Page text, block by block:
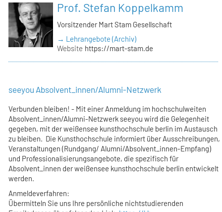
Prof. Stefan Koppelkamm
Vorsitzender Mart Stam Gesellschaft
→ Lehrangebote (Archiv)
Website https://mart-stam.de
seeyou Absolvent_innen/Alumni-Netzwerk
Verbunden bleiben! - Mit einer Anmeldung im hochschulweiten
Absolvent_innen/Alumni-Netzwerk seeyou wird die Gelegenheit
gegeben, mit der weißensee kunsthochschule berlin im Austausch
zu bleiben. Die Kunsthochschule informiert über Ausschreibungen,
Veranstaltungen (Rundgang/ Alumni/Absolvent_innen-Empfang)
und Professionalisierungsangebote, die spezifisch für
Absolvent_innen der weißensee kunsthochschule berlin entwickelt
werden.
Anmeldeverfahren:
Übermitteln Sie uns Ihre persönliche nichtstudierenden